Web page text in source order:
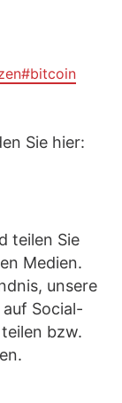
Sie hier:
teilen Sie
Medien.
unsere
Social-
bzw.